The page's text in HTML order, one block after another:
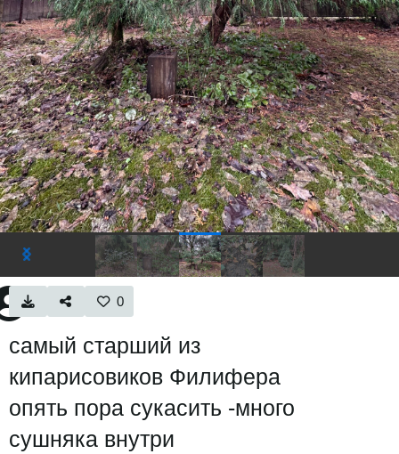
0
самый старший из
кипарисовиков Филифера
опять пора сукасить -много
сушняка внутри